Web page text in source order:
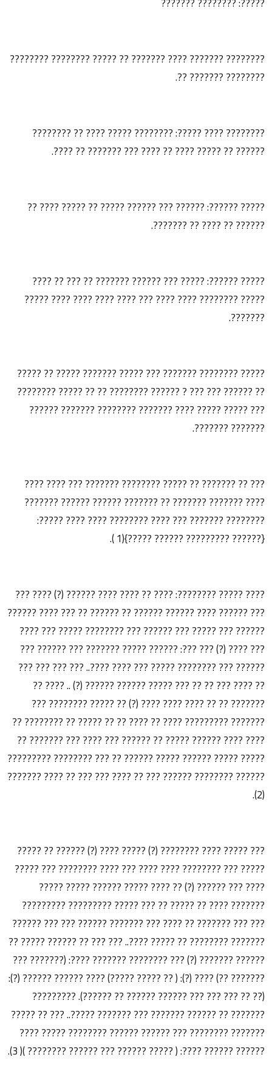
???????? ??????? ???? ??????? ?? ????? ???????? ????????
???????? ??????? ??.
???????? ???? ?????: ???????? ????? ???? ?? ????????
?????? ?? ????? ???? ?? ???? ??? ??????? ?? ????.
????? ??????: ?????? ??? ?????? ????? ?? ????? ???? ??
?????? ?? ???? ?? ???????.
????? ??????: ????? ??? ?????? ??????? ?? ??? ?? ????
????? ???????? ???? ???? ??? ???? ???? ???? ???? ?????
???????.
????? ???????? ??????? ??? ????? ??????? ????? ?? ?????
?? ?????? ??? ??? ? ?????? ???????? ?? ?? ????? ????????
??? ????? ????? ???? ??????? ???????? ??????? ??????
??????? ???????.
??? ?? ??????? ?? ????? ???????? ??????? ??? ???? ????
???? ??????? ??????? ?? ??????? ?????? ?????? ???????
???????? ??????? ??? ???? ???????? ???? ???? ?????:
{?????? ????????? ?????? ?????}(1 ).
???? ????? ????????: ???? ?? ???? ???? ?????? (?) ???? ???
??? ?????? ???? ?????? ?????? ?? ?????? ?? ??? ???? ??????
?????? ??? ????? ??? ?????? ??? ???????? ????? ??? ????
??? ???? (?) ??? ???: ?????? ????? ??????? ??? ?????? ???
?????? ??? ???????? ????? ??? ???? ????.. ??? ??? ??? ???
?? ???? ??? ?? ?? ??? ????? ?????? ?????? (?) .. ???? ??
??????? ?? ?? ???? ???? ???? (?) ?? ????? ???????? ???
??????? ????????? ???? ?? ???? ?? ?? ????? ?? ???????? ??
???? ???? ?????? ????? ?? ?????? ??? ???? ??? ??????? ??
????? ????? ?????? ????? ?????? ?? ??? ???????? ?????????
?????? ???????? ?????? ??? ?? ???? ??? ??? ?? ???? ???????
(2).
??? ????? ???? ???????? (?) ????? ???? (?) ?????? ?? ?????
????? ??? ???????? ???? ???? ??? ???? ???????? ??? ?????
???? ??? ?????? (?) ?? ???? ????? ?????? ????? ?????
??????? ???? ?? ????? ?? ??? ????? ????????? ?????????
??? ??? ??????? ?? ???? ??? ??????? ?????? ??? ??? ??????
??????? ???????? ?? ????? ????.. ??? ??? ?? ?????? ????? ??
?????? ??????? (?) ??? ???????? ??????? ????: (??????? ???
??????? ??) ???? (?): ( ?? ????? ?????) ???? ?????? ?????? (?):
(?? ?? ??? ??? ??? ?????? ?????? ?? ??????). ?????????
??????? ?? ?????? ??????? ??? ??????? ?????.. ??? ?? ?????
??????? ???????? ??? ?????? ?????? ???????? ????? ????
?????? ?????? ????: ( ????? ?????? ??? ?????? ???????? )( 3).